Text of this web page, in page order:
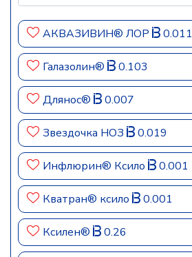
АКВАЗИВИН® ЛОР 0.011
Галазолин® 0.103
Длянос® 0.007
Звездочка НОЗ 0.019
Инфлюрин® Ксило 0.001
Кватран® ксило 0.001
Ксилен® 0.26